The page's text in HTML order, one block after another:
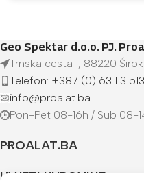
Geo Spektar d.o.o. PJ.
Trnska cesta 1, 88220
Telefon: +387 (0) 63 113 513
info@proalat.ba
Pon-Pet 08-16h / Sub 08-
PROALAT.BA
UVJETI KUPOVINE